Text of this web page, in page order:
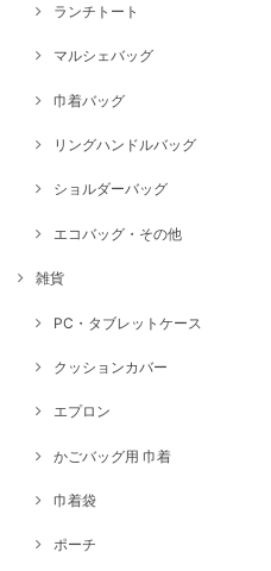
ランチトート
マルシェバッグ
巾着バッグ
リングハンドルバッグ
ショルダーバッグ
エコバッグ・その他
雑貨
PC・タブレットケース
クッションカバー
エプロン
かごバッグ用 巾着
巾着袋
ポーチ